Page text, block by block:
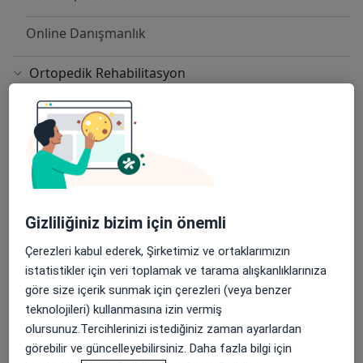
boyun manuel terapi ve kronik ağrıdır.
Online Danışmanlık
Ortopedik Rehabilitasyon
Belek Mahallesi Turizm Caddesi No:4, Antalya
Gloria Sports Arena
Sporcu Rehabilitasyonu
Belek Mahallesi Turizm Caddesi No:4, Antalya
Diğer Hizmetler
Bel - Boyun Fıtığı
El Rehabilitasyonu
Evde Fizyoterapi
Gizliliğiniz bizim için önemli
Çerezleri kabul ederek, Şirketimiz ve ortaklarımızın
istatistikler için veri toplamak ve tarama alışkanlıklarınıza
göre size içerik sunmak için çerezleri (veya benzer
teknolojileri) kullanmasına izin vermiş
olursunuz.Tercihlerinizi istediğiniz zaman ayarlardan
görebilir ve güncelleyebilirsiniz. Daha fazla bilgi için